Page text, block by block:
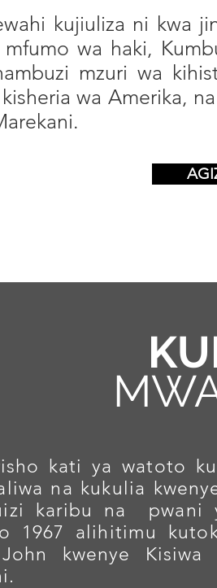
kujiuliza ni kwa
wa haki,
mzuri wa
wa Amerika,
kati ya watoto
na kukulia
karibu na
pwani
1967 alihitimu
kwenye Kisiwa